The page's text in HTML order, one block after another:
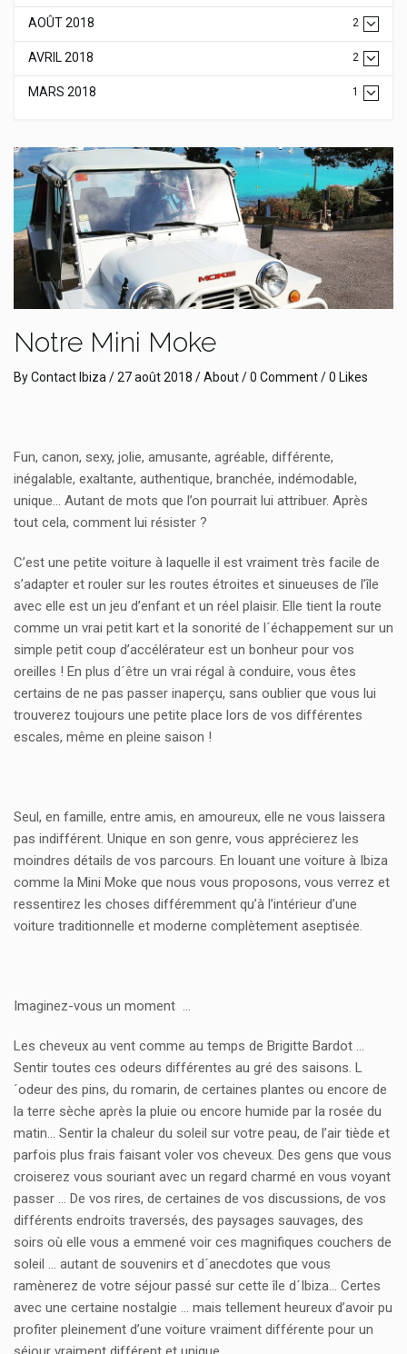
AOÛT 2018 2
AVRIL 2018 2
MARS 2018 1
Notre Mini Moke
ByContact Ibiza /27 août 2018 /About/0 Comment/ 0 Likes
Fun, canon, sexy, jolie, amusante, agréable, différente,
inégalable, exaltante, authentique, branchée, indémodable,
unique… Autant de mots que l’on pourrait lui attribuer. Après
tout cela, comment lui résister ?
C’est une petite voiture à laquelle il est vraiment très facile de
s’adapter et rouler sur les routes étroites et sinueuses de l’île
avec elle est un jeu d’enfant et un réel plaisir. Elle tient la route
comme un vrai petit kart et la sonorité de l´échappement sur un
simple petit coup d’accélérateur est un bonheur pour vos
oreilles ! En plus d´être un vrai régal à conduire, vous êtes
certains de ne pas passer inaperçu, sans oublier que vous lui
trouverez toujours une petite place lors de vos différentes
escales, même en pleine saison !
Seul, en famille, entre amis, en amoureux, elle ne vous laissera
pas indifférent. Unique en son genre, vous apprécierez les
moindres détails de vos parcours. En louant une voiture à Ibiza
comme la Mini Moke que nous vous proposons, vous verrez et
ressentirez les choses différemment qu’à l’intérieur d’une
voiture traditionnelle et moderne complètement aseptisée.
Imaginez-vous un moment …
Les cheveux au vent comme au temps de Brigitte Bardot …
Sentir toutes ces odeurs différentes au gré des saisons. L
´odeur des pins, du romarin, de certaines plantes ou encore de
la terre sèche après la pluie ou encore humide par la rosée du
matin… Sentir la chaleur du soleil sur votre peau, de l’air tiède et
parfois plus frais faisant voler vos cheveux. Des gens que vous
croiserez vous souriant avec un regard charmé en vous voyant
passer … De vos rires, de certaines de vos discussions, de vos
différents endroits traversés, des paysages sauvages, des
soirs où elle vous a emmené voir ces magnifiques couchers de
soleil … autant de souvenirs et d´anecdotes que vous
ramènerez de votre séjour passé sur cette île d´Ibiza… Certes
avec une certaine nostalgie … mais tellement heureux d’avoir pu
profiter pleinement d’une voiture vraiment différente pour un